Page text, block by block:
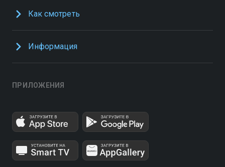
Как смотреть
Информация
ПРИЛОЖЕНИЯ